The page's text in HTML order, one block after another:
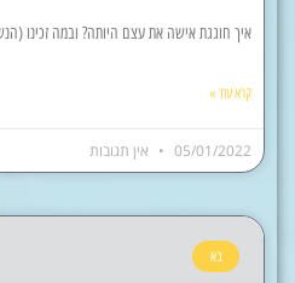
איך חוגגת אישה את עצם היותה? ובמה זכינו
קרא עוד »
05/01/2022 אין תגובות
בא